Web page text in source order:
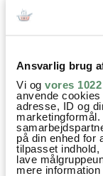
Ansvarlig brug
Vi og vores
anvende
adresse, ID og
på din enhed for
tilpasset indhold,
lave
mere information

Else F
10. januar 2026 kl.
Spændende
mængde
anvender 3